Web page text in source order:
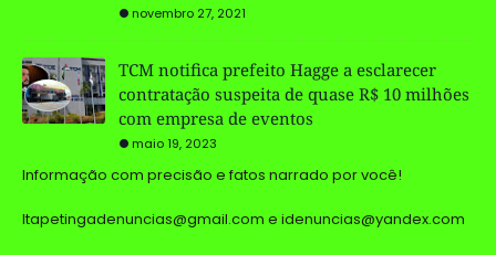
novembro 27, 2021
TCM notifica prefeito Hagge a esclarecer
contratação suspeita de quase R$ 10 milhões
com empresa de eventos
maio 19, 2023
Informação com precisão e fatos narrado por você!
Itapetingadenuncias@gmail.com e idenuncias@yandex.com